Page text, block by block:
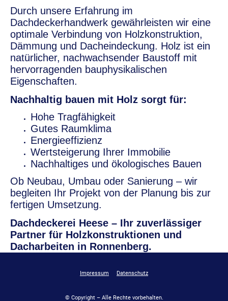
Durch unsere Erfahrung im
Dachdeckerhandwerk gewährleisten wir eine
optimale Verbindung von Holzkonstruktion,
Dämmung und Dacheindeckung. Holz ist ein
natürlicher, nachwachsender Baustoff mit
hervorragenden bauphysikalischen
Eigenschaften.
Nachhaltig bauen mit Holz sorgt für:
Hohe Tragfähigkeit
Gutes Raumklima
Energieeffizienz
Wertsteigerung Ihrer Immobilie
Nachhaltiges und ökologisches Bauen
Ob Neubau, Umbau oder Sanierung – wir
begleiten Ihr Projekt von der Planung bis zur
fertigen Umsetzung.
Dachdeckerei Heese – Ihr zuverlässiger
Partner für Holzkonstruktionen und
Dacharbeiten in Ronnenberg.
Impressum Datenschutz
© Copyright – Alle Rechte vorbehalten.